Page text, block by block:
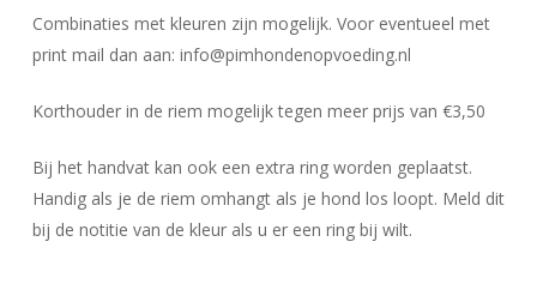
Combinaties met kleuren zijn mogelijk. Voor eventueel met
print mail dan aan: info@pimhondenopvoeding.nl
Korthouder in de riem mogelijk tegen meer prijs van €3,50
Bij het handvat kan ook een extra ring worden geplaatst.
Handig als je de riem omhangt als je hond los loopt. Meld dit
bij de notitie van de kleur als u er een ring bij wilt.